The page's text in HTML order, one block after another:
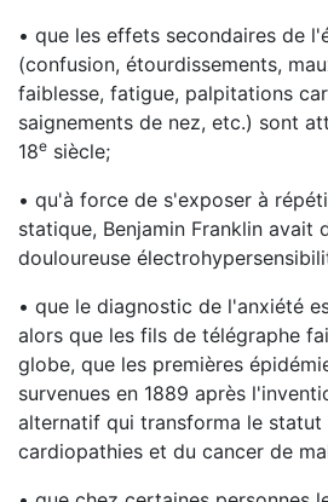
• que les effets secondaires de
(confusion, étourdissements,
faiblesse, fatigue, palpitations
saignements de nez, etc.) sont
18e siècle;
• qu'à force de s'exposer à
statique, Benjamin Franklin avait
douloureuse
• que le diagnostic de l'anxiété
alors que les fils de télégraphe
globe, que les premières
survenues en 1889 après
alternatif qui transforma le statut
cardiopathies et du cancer de